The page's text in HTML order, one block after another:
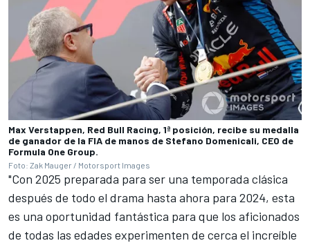
Max Verstappen, Red Bull Racing, 1ª posición, recibe su medalla
de ganador de la FIA de manos de Stefano Domenicali, CEO de
Formula One Group.
Foto: Zak Mauger / Motorsport Images
"Con 2025 preparada para ser una temporada clásica
después de todo el drama hasta ahora para 2024, esta
es una oportunidad fantástica para que los aficionados
de todas las edades experimenten de cerca el increíble